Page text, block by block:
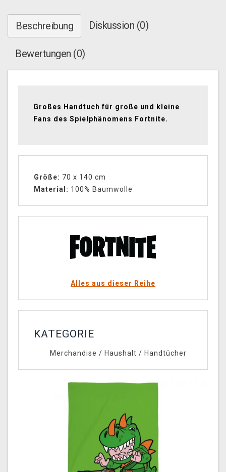
Beschreibung Diskussion (0)
Bewertungen (0)
Großes Handtuch für große und kleine
Fans des Spielphänomens Fortnite.
Größe: 70 x 140 cm
Material: 100% Baumwolle
Alles aus dieser Reihe
KATEGORIE
Merchandise / Haushalt / Handtücher